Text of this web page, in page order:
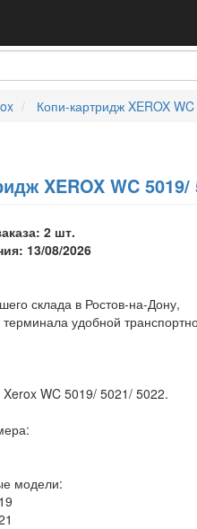
Копи-картридж XEROX
XEROX WC
2 шт.
13/08/2026
склада в Ростов-на-Дону,
терминала удобной
WC 5019/ 5021/ 5022.
модели: